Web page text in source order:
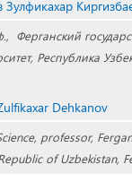
Зулфикахар
Ферганский
Республика
Dehkanov
professor,
of Uzbekistan,